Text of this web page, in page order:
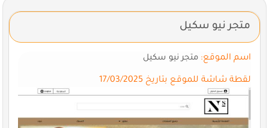
متجر نيو سكيل
اسم الموقع:متجر نيو سكيل
لقطة شاشة للموقع بتاريخ 17/03/2025